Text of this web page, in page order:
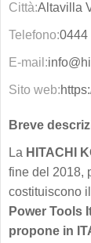
Città:Altavilla
Telefono:0444
E-mail:
Sito web:
Breve
La HITACHI
fine del 2018,
costituiscono
Power Tools
propone in